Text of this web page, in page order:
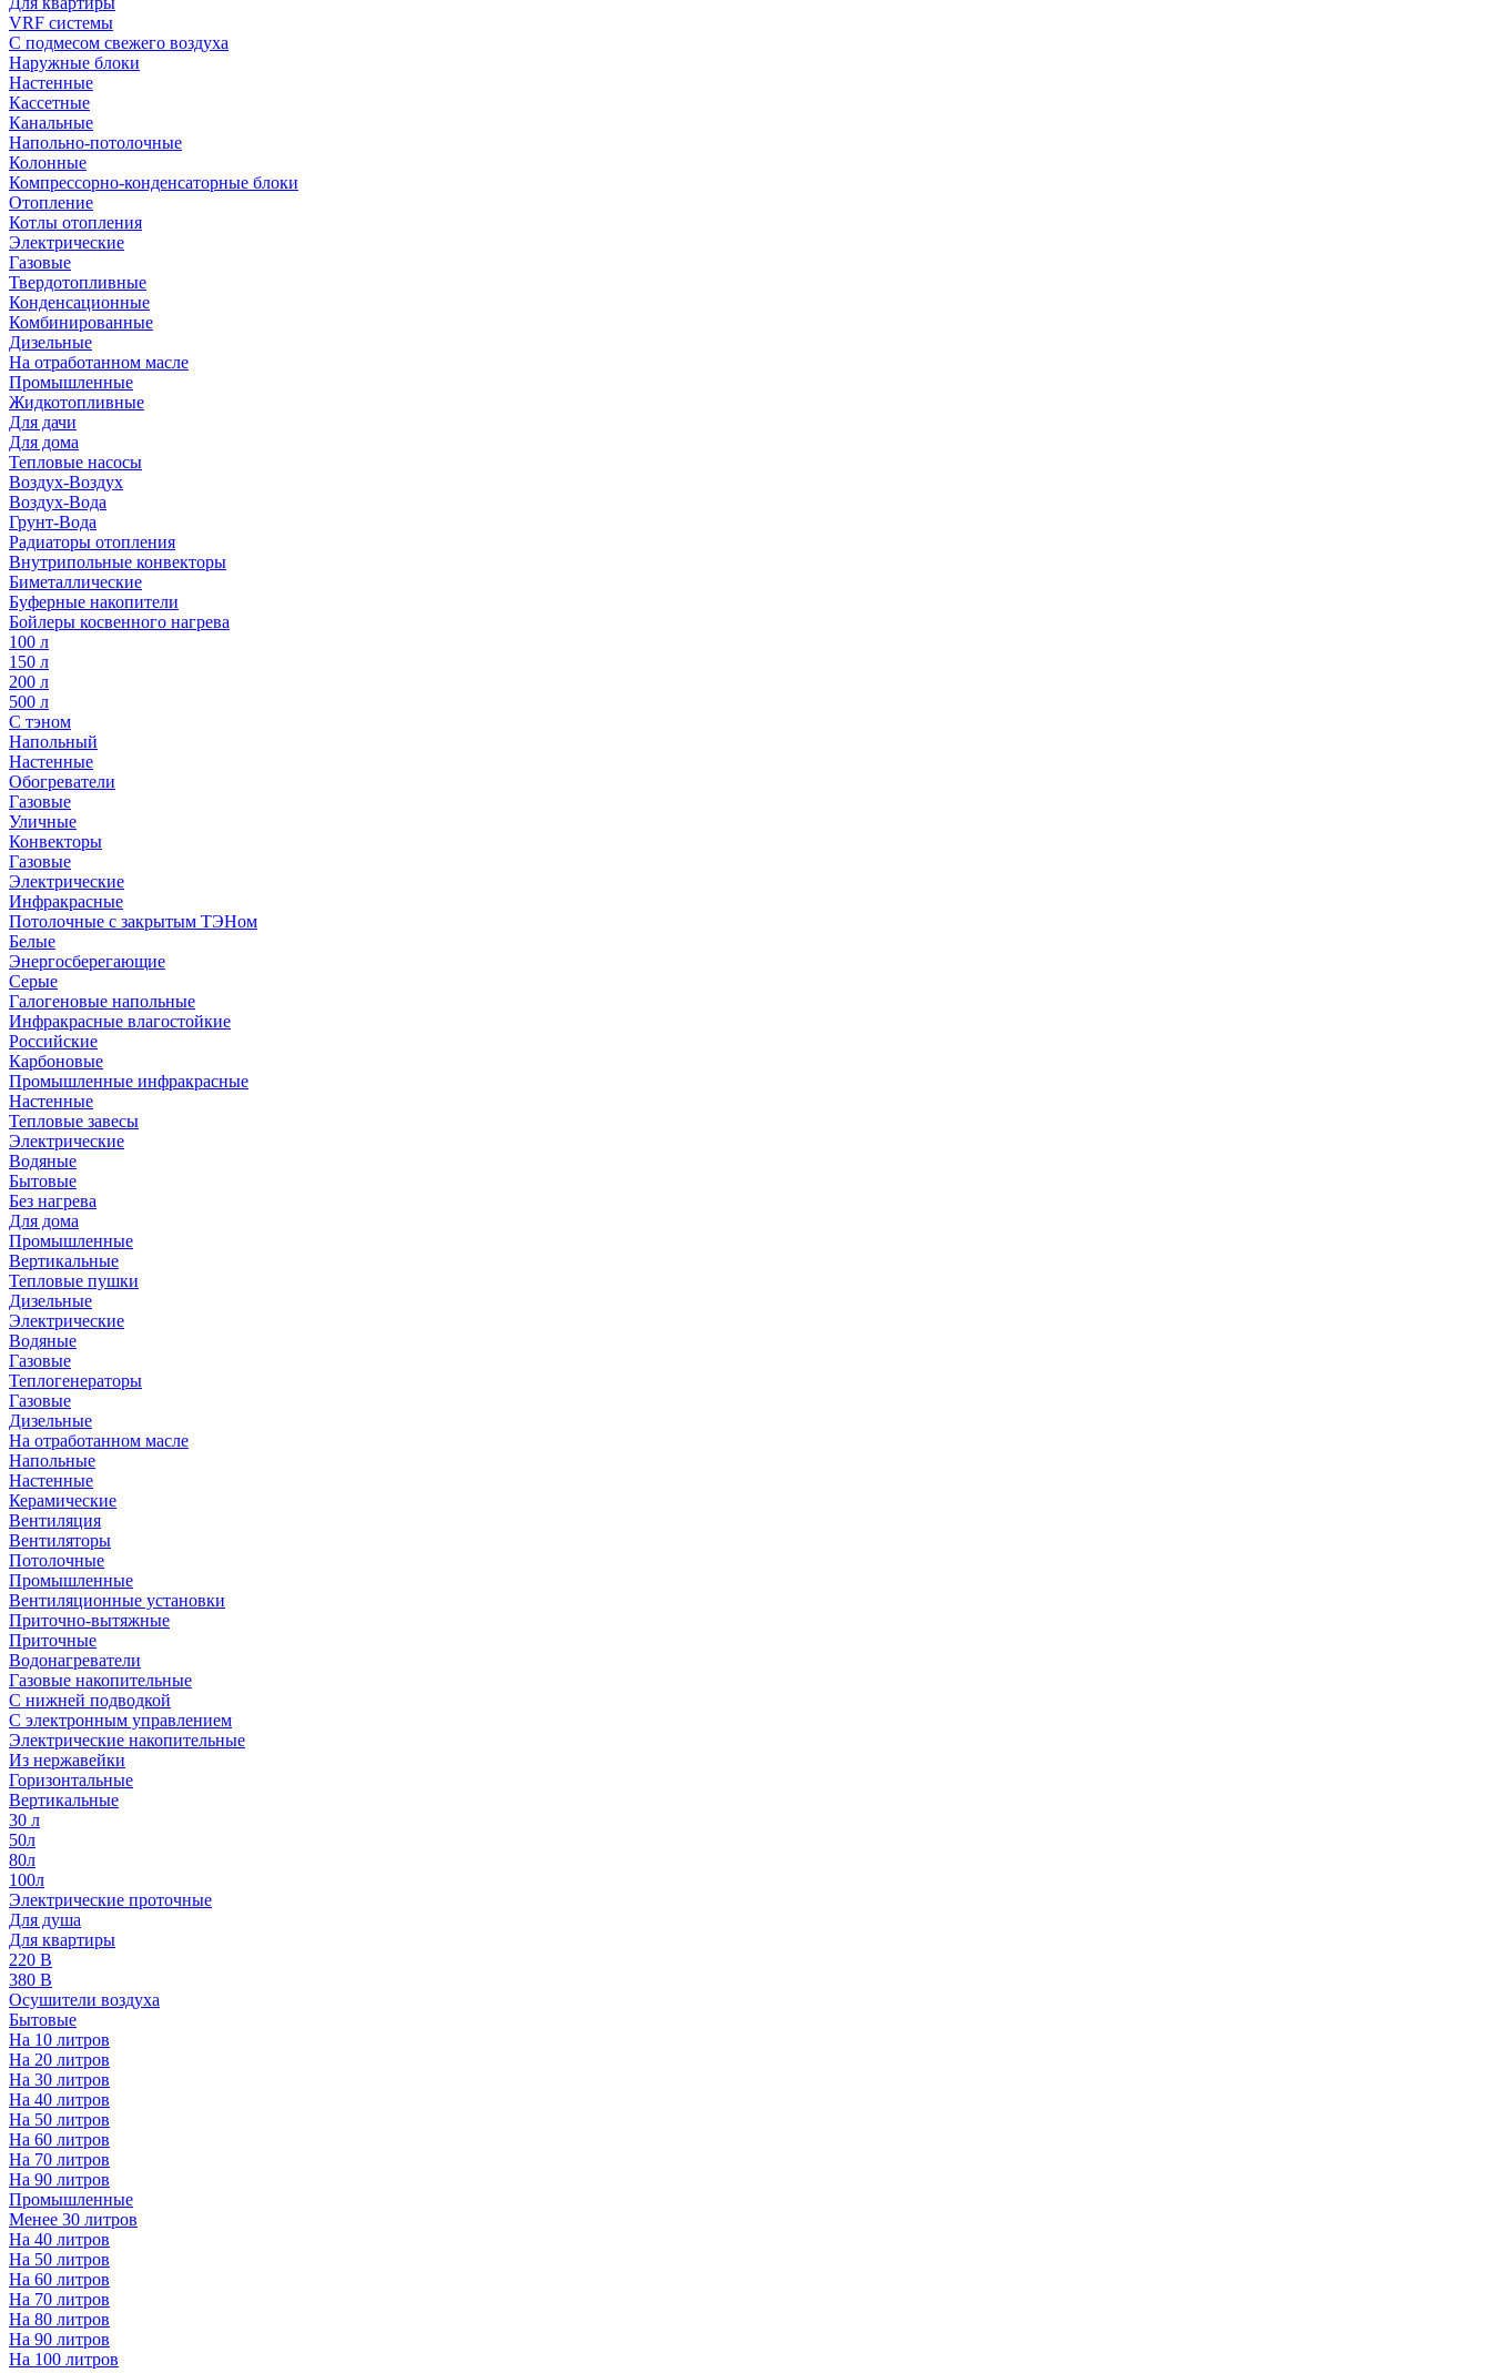
VRF системы
С подмесом свежего воздуха
Наружные блоки
Настенные
Кассетные
Канальные
Напольно-потолочные
Колонные
Компрессорно-конденсаторные блоки
Отопление
Котлы отопления
Электрические
Газовые
Твердотопливные
Конденсационные
Комбинированные
Дизельные
На отработанном масле
Промышленные
Жидкотопливные
Для дачи
Для дома
Тепловые насосы
Воздух-Воздух
Воздух-Вода
Грунт-Вода
Радиаторы отопления
Внутрипольные конвекторы
Биметаллические
Буферные накопители
Бойлеры косвенного нагрева
100 л
150 л
200 л
500 л
С тэном
Напольный
Настенные
Обогреватели
Газовые
Уличные
Конвекторы
Газовые
Электрические
Инфракрасные
Потолочные с закрытым ТЭНом
Белые
Энергосберегающие
Серые
Галогеновые напольные
Инфракрасные влагостойкие
Российские
Карбоновые
Промышленные инфракрасные
Настенные
Тепловые завесы
Электрические
Водяные
Бытовые
Без нагрева
Для дома
Промышленные
Вертикальные
Тепловые пушки
Дизельные
Электрические
Водяные
Газовые
Теплогенераторы
Газовые
Дизельные
На отработанном масле
Напольные
Настенные
Керамические
Вентиляция
Вентиляторы
Потолочные
Промышленные
Вентиляционные установки
Приточно-вытяжные
Приточные
Водонагреватели
Газовые накопительные
С нижней подводкой
С электронным управлением
Электрические накопительные
Из нержавейки
Горизонтальные
Вертикальные
30 л
50л
80л
100л
Электрические проточные
Для душа
Для квартиры
220 В
380 В
Осушители воздуха
Бытовые
На 10 литров
На 20 литров
На 30 литров
На 40 литров
На 50 литров
На 60 литров
На 70 литров
На 90 литров
Промышленные
Менее 30 литров
На 40 литров
На 50 литров
На 60 литров
На 70 литров
На 80 литров
На 90 литров
На 100 литров